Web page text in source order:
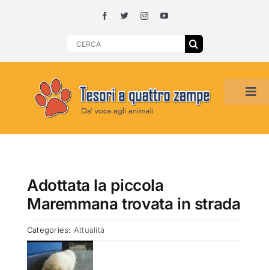
Search
HOME
ADOTTATI O RITROVATI
Adottata la piccola
Maremmana trovata in strada
Categories: Attualità